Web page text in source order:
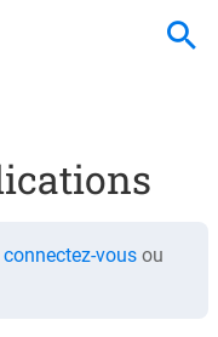
connectez-vous ou